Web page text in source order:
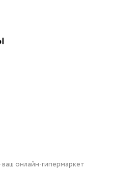
онлайн-гипермаркет